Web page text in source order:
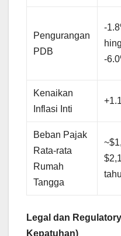
Pengurangan
PDB
-
-
Kenaikan
Inflasi Inti
Beban Pajak
Rata-rata
Rumah
Tangga
Legal dan
Kepatuhan)